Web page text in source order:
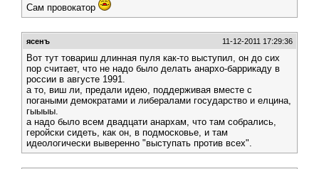
Сам провокатор
ясенъ 11-12-2011 17:29:36
Вот тут товариш длинная пуля как-то выступил, он до сих
пор считает, что не надо было делать анархо-баррикаду в
россии в августе 1991.
а то, виш ли, предали идею, поддерживая вместе с
погаными демократами и либералами государство и елцина,
гыыыы.
а надо было всем двадцати анархам, что там собрались,
геройски сидеть, как он, в подмосковье, и там
идеологически выверенно "выступать против всех".